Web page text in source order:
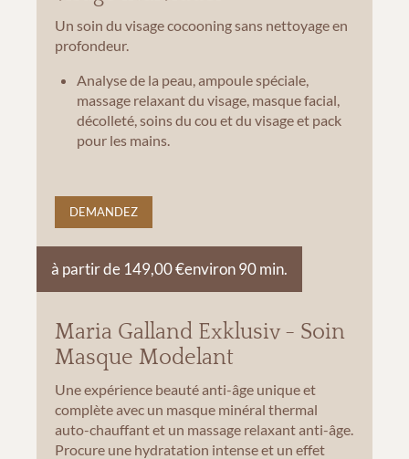
Un soin du visage cocooning sans nettoyage en
profondeur.
Analyse de la peau, ampoule spéciale,
massage relaxant du visage, masque facial,
décolleté, soins du cou et du visage et pack
pour les mains.
DEMANDEZ
Maria Galland Exklusiv - Soin
Masque Modelant
à partir de 149,00 €environ 90 min.
Une expérience beauté anti-âge unique et
complète avec un masque minéral thermal
auto-chauffant et un massage relaxant anti-âge.
Procure une hydratation intense et un effet